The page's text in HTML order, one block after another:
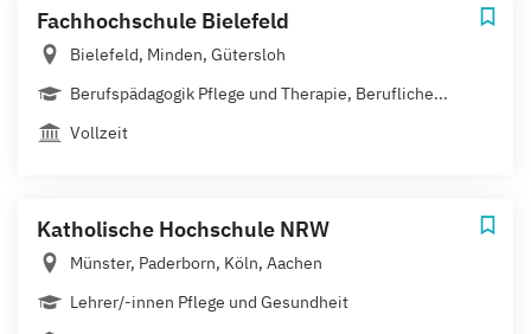
Fachhochschule Bielefeld
Bielefeld, Minden, Gütersloh
Berufspädagogik Pflege und Therapie, Berufliche...
Vollzeit
Katholische Hochschule NRW
Münster, Paderborn, Köln, Aachen
Lehrer/-innen Pflege und Gesundheit